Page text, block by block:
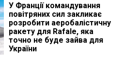
У Франції командування
повітряних сил закликає
розробити аеробалістичну
ракету для Rafale, яка
точно не буде зайва для
України